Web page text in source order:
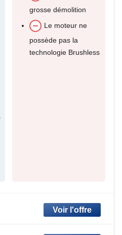
grosse démolition
Le moteur ne
possède pas la
technologie Brushless